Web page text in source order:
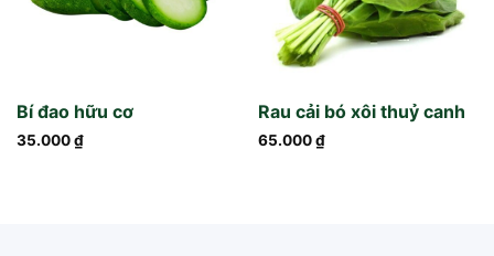
Bí đao hữu cơ
35.000₫
Rau cải bó xôi thuỷ canh
65.000₫